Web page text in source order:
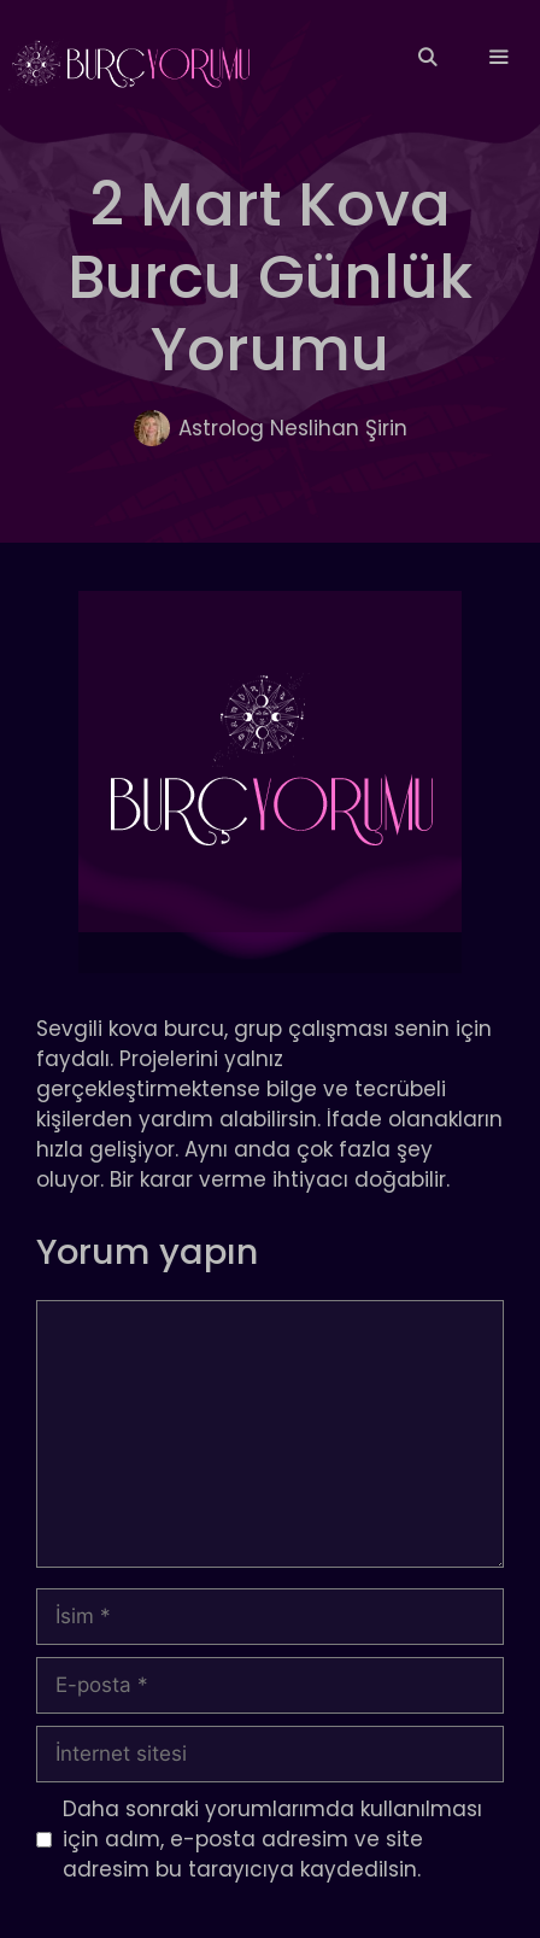
atla
2 Mart Kova
Burcu Günlük
Yorumu
Astrolog Neslihan Şirin
Sevgili kova burcu, grup çalışması senin için
faydalı. Projelerini yalnız
gerçekleştirmektense bilge ve tecrübeli
kişilerden yardım alabilirsin. İfade olanakların
hızla gelişiyor. Aynı anda çok fazla şey
oluyor. Bir karar verme ihtiyacı doğabilir.
Yorum yapın
İsim
posta
İnternet
sitesi
Daha sonraki yorumlarımda kullanılması
için adım, e-posta adresim ve site
adresim bu tarayıcıya kaydedilsin.